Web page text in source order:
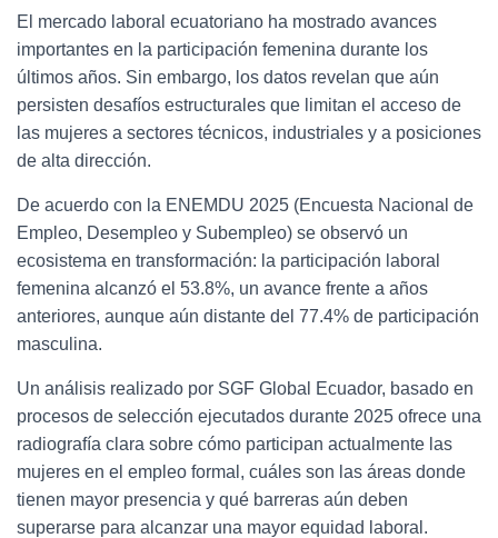
El mercado laboral ecuatoriano ha mostrado avances
importantes en la participación femenina durante los
últimos años. Sin embargo, los datos revelan que aún
persisten desafíos estructurales que limitan el acceso de
las mujeres a sectores técnicos, industriales y a posiciones
de alta dirección.
De acuerdo con la ENEMDU 2025 (Encuesta Nacional de
Empleo, Desempleo y Subempleo) se observó un
ecosistema en transformación: la participación laboral
femenina alcanzó el 53.8%, un avance frente a años
anteriores, aunque aún distante del 77.4% de participación
masculina.
Un análisis realizado por SGF Global Ecuador, basado en
procesos de selección ejecutados durante 2025 ofrece una
radiografía clara sobre cómo participan actualmente las
mujeres en el empleo formal, cuáles son las áreas donde
tienen mayor presencia y qué barreras aún deben
superarse para alcanzar una mayor equidad laboral.